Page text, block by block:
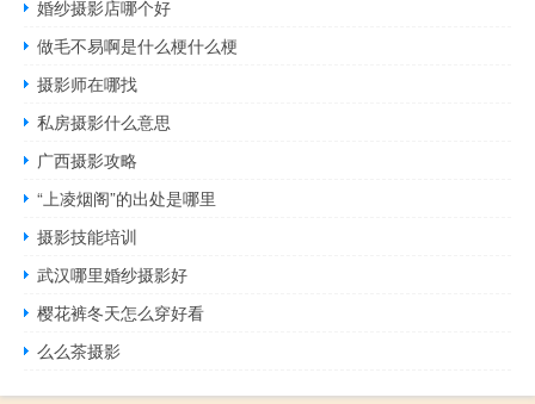
婚纱摄影店哪个好
做毛不易啊是什么梗什么梗
摄影师在哪找
私房摄影什么意思
广西摄影攻略
“上凌烟阁”的出处是哪里
摄影技能培训
武汉哪里婚纱摄影好
樱花裤冬天怎么穿好看
么么茶摄影